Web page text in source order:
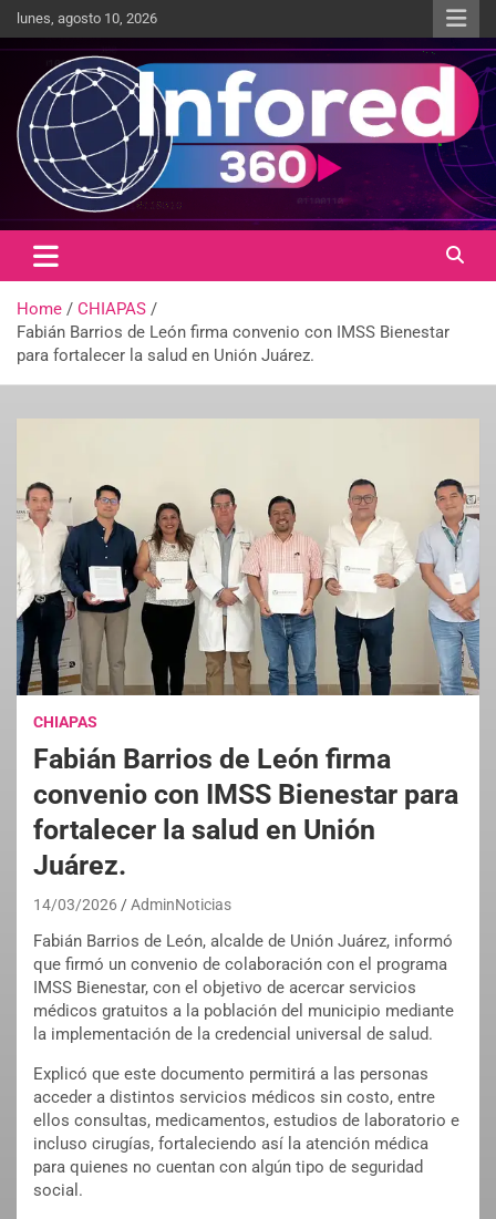
lunes, agosto 10, 2026
infored360.mx
Un giro en la información
Home
CHIAPAS
Fabián Barrios de León firma convenio con IMSS Bienestar
para fortalecer la salud en Unión Juárez.
CHIAPAS
Fabián Barrios de León firma
convenio con IMSS Bienestar para
fortalecer la salud en Unión
Juárez.
14/03/2026 AdminNoticias
Fabián Barrios de León, alcalde de Unión Juárez, informó
que firmó un convenio de colaboración con el programa
IMSS Bienestar, con el objetivo de acercar servicios
médicos gratuitos a la población del municipio mediante
la implementación de la credencial universal de salud.
Explicó que este documento permitirá a las personas
acceder a distintos servicios médicos sin costo, entre
ellos consultas, medicamentos, estudios de laboratorio e
incluso cirugías, fortaleciendo así la atención médica
para quienes no cuentan con algún tipo de seguridad
social.